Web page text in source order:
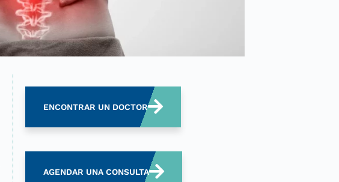
ENCONTRAR UN DOCTOR
AGENDAR UNA CONSULTA